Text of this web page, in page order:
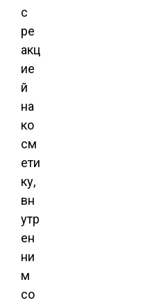
с
ре
акц
ие
й
на
ко
см
ети
ку,
вн
утр
ен
ни
м
со